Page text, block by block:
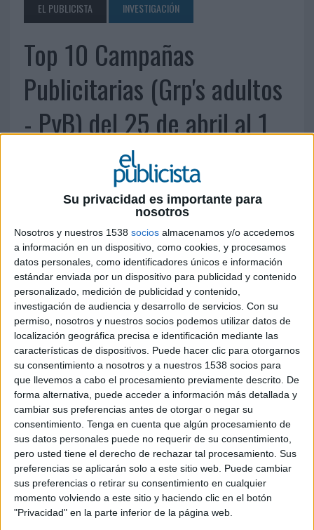
Su privacidad es importante para
nosotros
Nosotros y nuestros 1538 socios almacenamos y/o accedemos
a información en un dispositivo, como cookies, y procesamos
datos personales, como identificadores únicos e información
estándar enviada por un dispositivo para publicidad y contenido
personalizado, medición de publicidad y contenido,
investigación de audiencia y desarrollo de servicios. Con su
permiso, nosotros y nuestros socios podemos utilizar datos de
localización geográfica precisa e identificación mediante las
características de dispositivos. Puede hacer clic para otorgarnos
su consentimiento a nosotros y a nuestros 1538 socios para
que llevemos a cabo el procesamiento previamente descrito. De
forma alternativa, puede acceder a información más detallada y
cambiar sus preferencias antes de otorgar o negar su
consentimiento. Tenga en cuenta que algún procesamiento de
sus datos personales puede no requerir de su consentimiento,
pero usted tiene el derecho de rechazar tal procesamiento. Sus
preferencias se aplicarán solo a este sitio web. Puede cambiar
sus preferencias o retirar su consentimiento en cualquier
momento volviendo a este sitio y haciendo clic en el botón
"Privacidad" en la parte inferior de la página web.
EL PUBLICISTA INVESTIGACIÓN
Top 10 Campañas
Publicitarias (Grp's adultos
- PyB) del 25 de abril al 1
de mayo de 2011
3 DE MAYO DE 2011
TWEET
SHARE
ENVIAR